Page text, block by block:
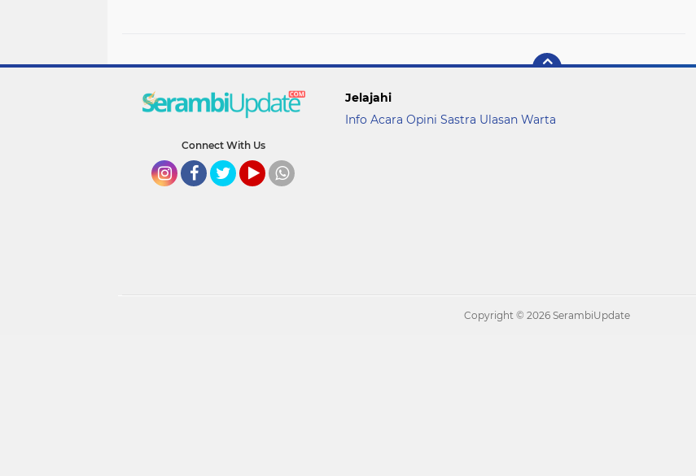
Connect With Us
Jelajahi
Info Acara Opini Sastra Ulasan Warta
Copyright © 2026 SerambiUpdate